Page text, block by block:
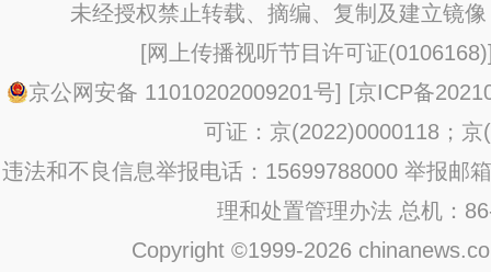
未经授权禁止转载、摘编、复制及建立镜
[网上传播视听节目许可证(0106168)
京公网安备 11010202009201号] [京ICP备
可证：京(2022)0000118；京
违法和不良信息举报电话：15699788000 举报邮
理和处置管理办法 总机：
Copyright ©1999-2026